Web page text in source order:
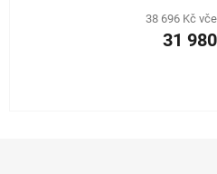
38 696 Kč
31